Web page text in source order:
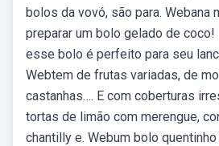
bolos da vovó, são para. Webana
preparar um bolo gelado de
esse bolo é perfeito para seu
Webtem de frutas variadas, de
castanhas…. E com coberturas
tortas de limão com merengue,
chantilly e. Webum bolo